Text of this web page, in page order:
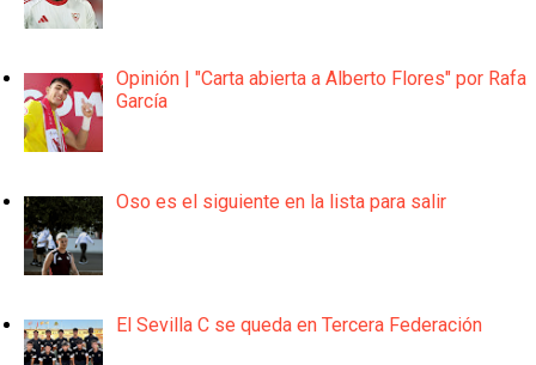
Opinión | "Carta abierta a Alberto Flores" por Rafa
García
Oso es el siguiente en la lista para salir
El Sevilla C se queda en Tercera Federación